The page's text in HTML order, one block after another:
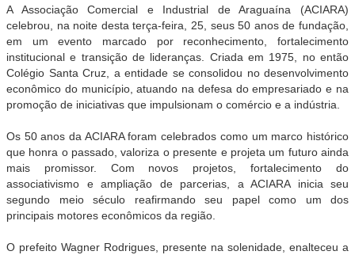
A Associação Comercial e Industrial de Araguaína (ACIARA)
celebrou, na noite desta terça-feira, 25, seus 50 anos de fundação,
em um evento marcado por reconhecimento, fortalecimento
institucional e transição de lideranças. Criada em 1975, no então
Colégio Santa Cruz, a entidade se consolidou no desenvolvimento
econômico do município, atuando na defesa do empresariado e na
promoção de iniciativas que impulsionam o comércio e a indústria.
Os 50 anos da ACIARA foram celebrados como um marco histórico
que honra o passado, valoriza o presente e projeta um futuro ainda
mais promissor. Com novos projetos, fortalecimento do
associativismo e ampliação de parcerias, a ACIARA inicia seu
segundo meio século reafirmando seu papel como um dos
principais motores econômicos da região.
O prefeito Wagner Rodrigues, presente na solenidade, enalteceu a